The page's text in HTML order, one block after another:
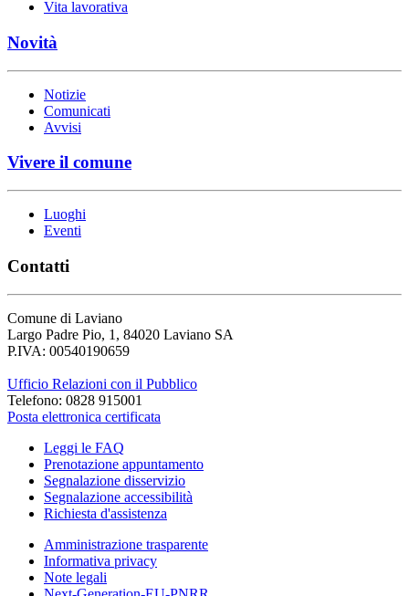
Vita lavorativa
Novità
Notizie
Comunicati
Avvisi
Vivere il comune
Luoghi
Eventi
Contatti
Comune di Laviano
Largo Padre Pio, 1, 84020 Laviano SA
P.IVA: 00540190659
Ufficio Relazioni con il Pubblico
Telefono: 0828 915001
Posta elettronica certificata
Leggi le FAQ
Prenotazione appuntamento
Segnalazione disservizio
Segnalazione accessibilità
Richiesta d'assistenza
Amministrazione trasparente
Informativa privacy
Note legali